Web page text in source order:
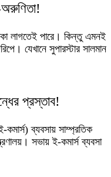
লাগতেই পারে। কিন্তু এমনই
যেখানে সুপারস্টার সালমান
প্রস্তাব!
কমার্স) ব্যবসায় সাম্প্রতিক
সভায় ই-কমার্স ব্যবসা